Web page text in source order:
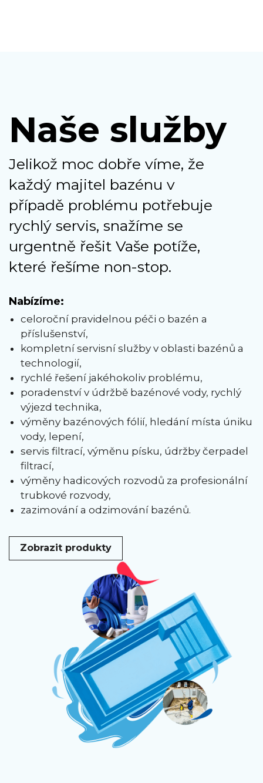
Naše služby
Jelikož moc dobře víme, že
každý majitel bazénu v
případě problému potřebuje
rychlý servis, snažíme se
urgentně řešit Vaše potíže,
které řešíme non-stop.
Nabízíme:
celoroční pravidelnou péči o bazén a
příslušenství,
kompletní servisní služby v oblasti bazénů a
technologií,
rychlé řešení jakéhokoliv problému,
poradenství v údržbě bazénové vody, rychlý
výjezd technika,
výměny bazénových fólií, hledání místa úniku
vody, lepení,
servis filtrací, výměnu písku, údržby čerpadel
filtrací,
výměny hadicových rozvodů za profesionální
trubkové rozvody,
zazimování a odzimování bazénů.
Zobrazit produkty